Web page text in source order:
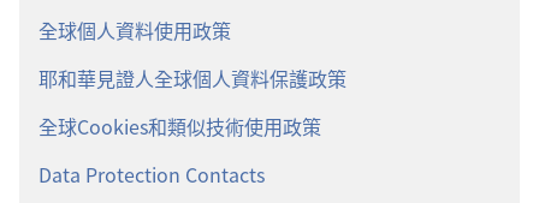
全球個人資料使用政策
耶和華見證人全球個人資料保護政策
全球Cookies和類似技術使用政策
Data Protection Contacts